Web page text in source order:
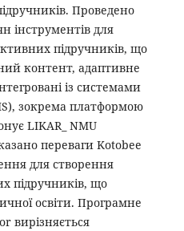
Проведено
інструментів для
підручників, що
контент, адаптивне
із системами
зокрема платформою
LIKAR_ NMU
переваги Kotobee
для створення
підручників, що
освіти. Програмне
вирізняється